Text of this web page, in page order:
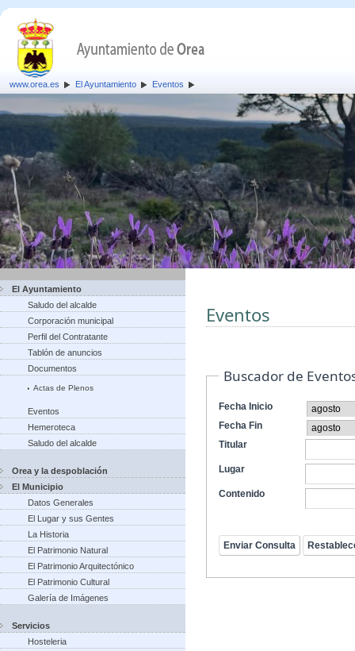
www.orea.es El Ayuntamiento Eventos
El Ayuntamiento
Saludo del alcalde
Corporación municipal
Perfil del Contratante
Tablón de anuncios
Documentos
Actas de Plenos
Eventos
Hemeroteca
Saludo del alcalde
Orea y la despoblación
El Municipio
Datos Generales
El Lugar y sus Gentes
La Historia
El Patrimonio Natural
El Patrimonio Arquitectónico
El Patrimonio Cultural
Galería de Imágenes
Servicios
Hosteleria
Eventos
Buscador de
Fecha Inicio
Fecha Fin
Titular
Lugar
Contenido